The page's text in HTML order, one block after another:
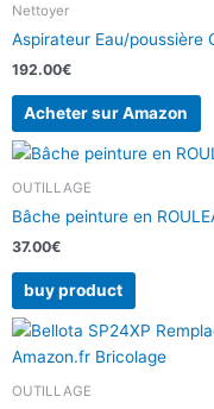
Nettoyer
Aspirateur Eau/poussière
192.00€
Acheter sur Amazon
OUTILLAGE
Bâche peinture en
37.00€
buy product
OUTILLAGE